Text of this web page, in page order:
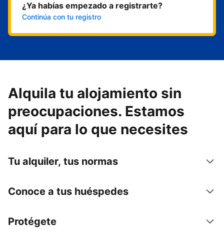
¿Ya habías empezado a registrarte?
Continúa con tu registro
Alquila tu alojamiento sin
preocupaciones. Estamos
aquí para lo que necesites
Tu alquiler, tus normas
Conoce a tus huéspedes
Protégete